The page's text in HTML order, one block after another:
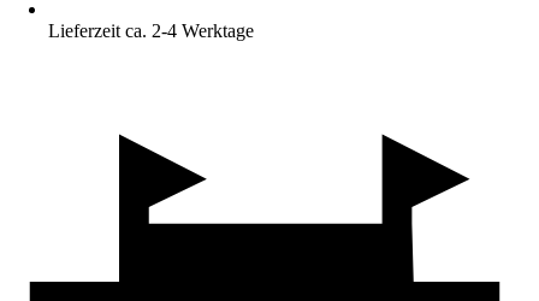
Lieferzeit ca. 2-4 Werktage